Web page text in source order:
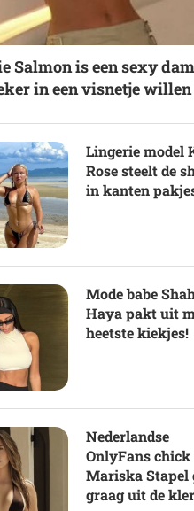
Salmon is een sexy
in een visnetje
Lingerie model
Rose steelt de
in kanten
Mode babe
Haya pakt uit
heetste kiekjes!
Nederlandse
OnlyFans chick
Mariska Stapel
graag uit de